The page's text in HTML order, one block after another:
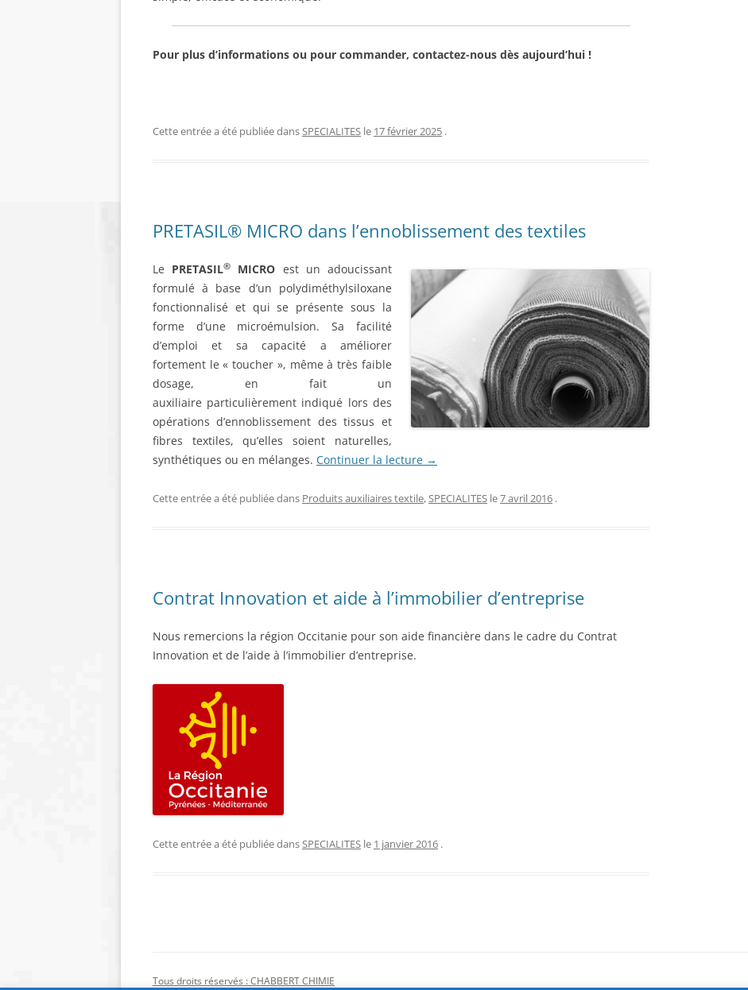
Pour plus d’informations ou pour commander, contactez-nous dès aujourd’hui !
Cette entrée a été publiée dansSPECIALITES le 17 février 2025 .
PRETASIL® MICRO dans l’ennoblissement des textiles
Le PRETASIL® MICRO est un adoucissant
formulé à base d’un polydiméthylsiloxane
fonctionnalisé et qui se présente sous la
forme d’une microémulsion. Sa facilité
d’emploi et sa capacité a améliorer
fortement le « toucher », même à très faible
dosage, en fait un
auxiliaire particulièrement indiqué lors des
opérations d’ennoblissement des tissus et
fibres textiles, qu’elles soient naturelles,
synthétiques ou en mélanges. Continuer la lecture →
Cette entrée a été publiée dans Produits auxiliaires textile,SPECIALITES le7 avril 2016 .
Contrat Innovation et aide à l’immobilier d’entreprise
Nous remercions la région Occitanie pour son aide financière dans le cadre du Contrat
Innovation et de l’aide à l’immobilier d’entreprise.
Cette entrée a été publiée dansSPECIALITES le 1 janvier 2016 .
Tous droits réservés : CHABBERT CHIMIE